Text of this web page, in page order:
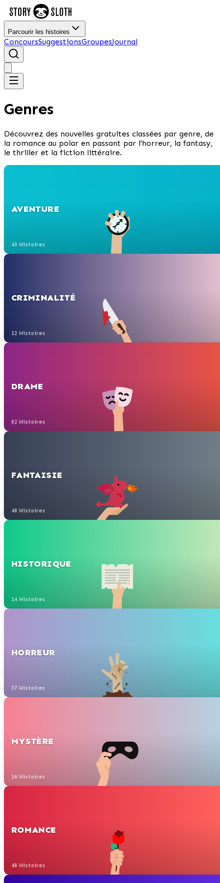
Parcourir les histoires
ConcoursSuggestionsGroupesJournal
Genres
Découvrez des nouvelles gratuites classées par genre, de
la romance au polar en passant par l'horreur, la fantasy,
le thriller et la fiction littéraire.
AVENTURE
43 Histoires
CRIMINALITÉ
12 Histoires
DRAME
82 Histoires
FANTAISIE
48 Histoires
HISTORIQUE
14 Histoires
HORREUR
37 Histoires
MYSTÈRE
16 Histoires
ROMANCE
48 Histoires